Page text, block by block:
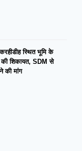
स्थित भूमि के
की शिकायत, SDM से
की मांग